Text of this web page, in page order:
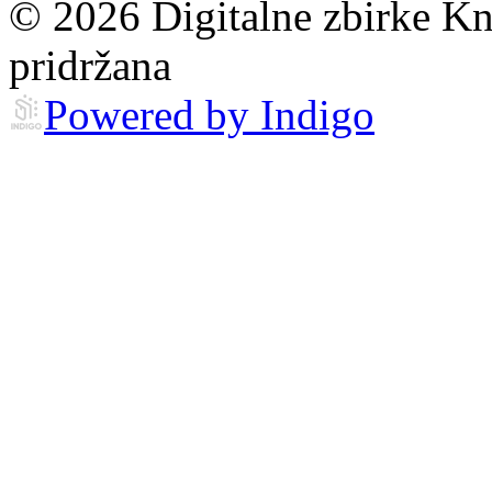
© 2026 Digitalne zbirke
pridržana
Powered by Indigo